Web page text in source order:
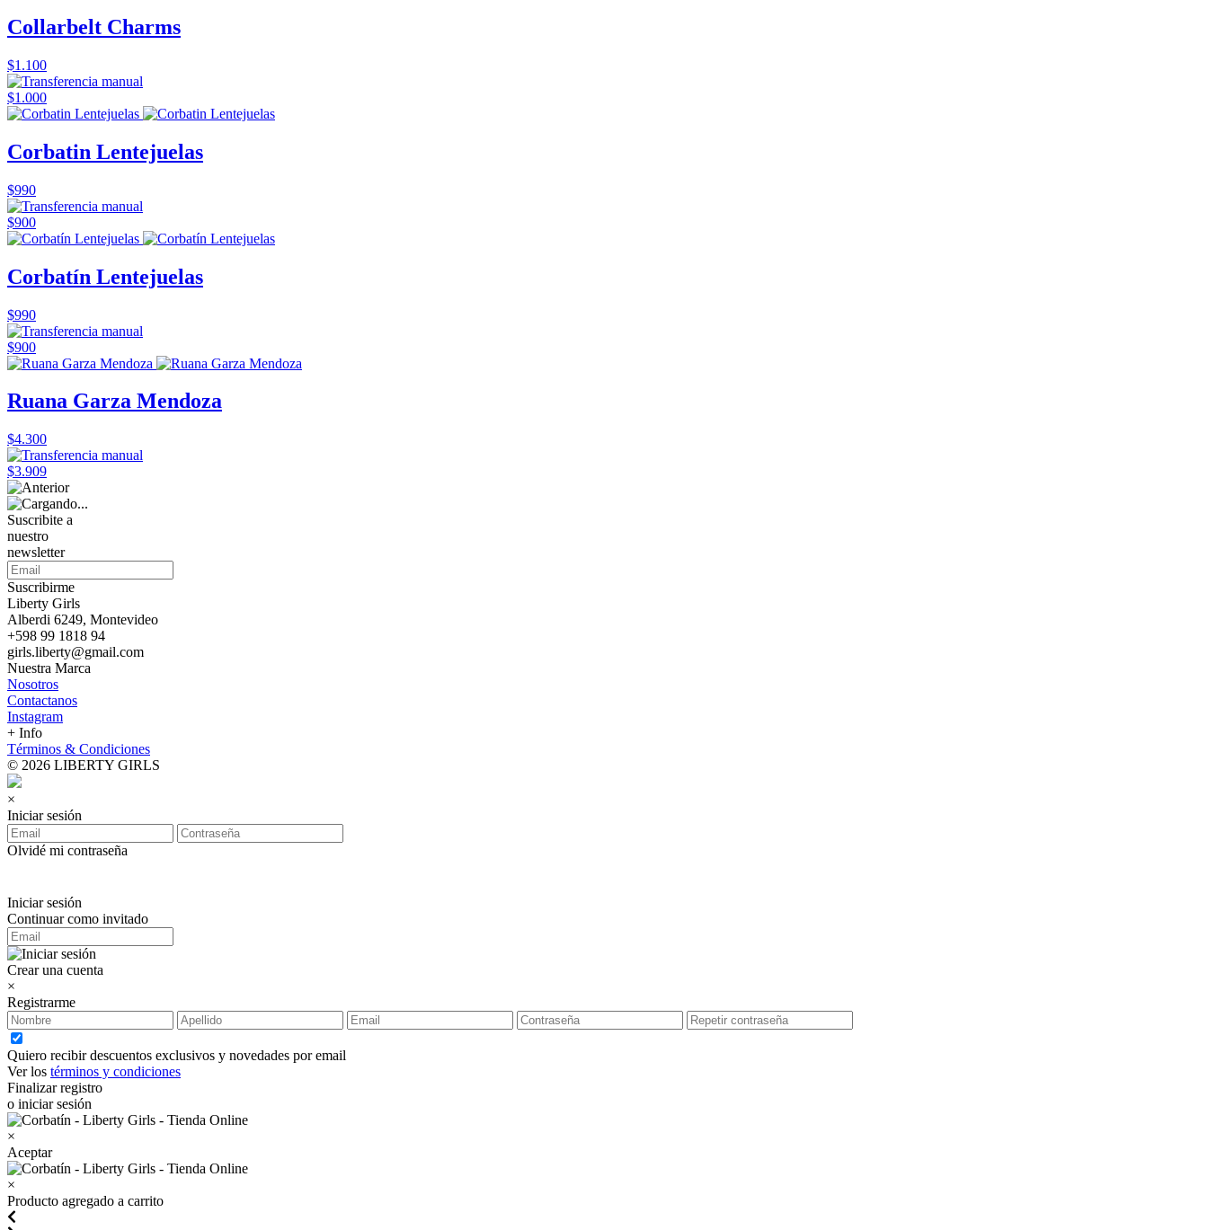
Collarbelt Charms
$1.100
$1.000
Corbatin Lentejuelas
$990
$900
Corbatín Lentejuelas
$990
$900
Ruana Garza Mendoza
$4.300
$3.909
Suscribite a
nuestro
newsletter
Suscribirme
Liberty Girls
Alberdi 6249, Montevideo
+598 99 1818 94
girls.liberty@gmail.com
Nuestra Marca
Nosotros
Contactanos
Instagram
+ Info
Términos & Condiciones
© 2026 LIBERTY GIRLS
×
Iniciar sesión
Olvidé mi contraseña
Iniciar sesión
Continuar como invitado
Crear una cuenta
×
Registrarme
Quiero recibir descuentos exclusivos y novedades por email
Ver los términos y condiciones
Finalizar registro
o iniciar sesión
×
Aceptar
×
Producto agregado a carrito